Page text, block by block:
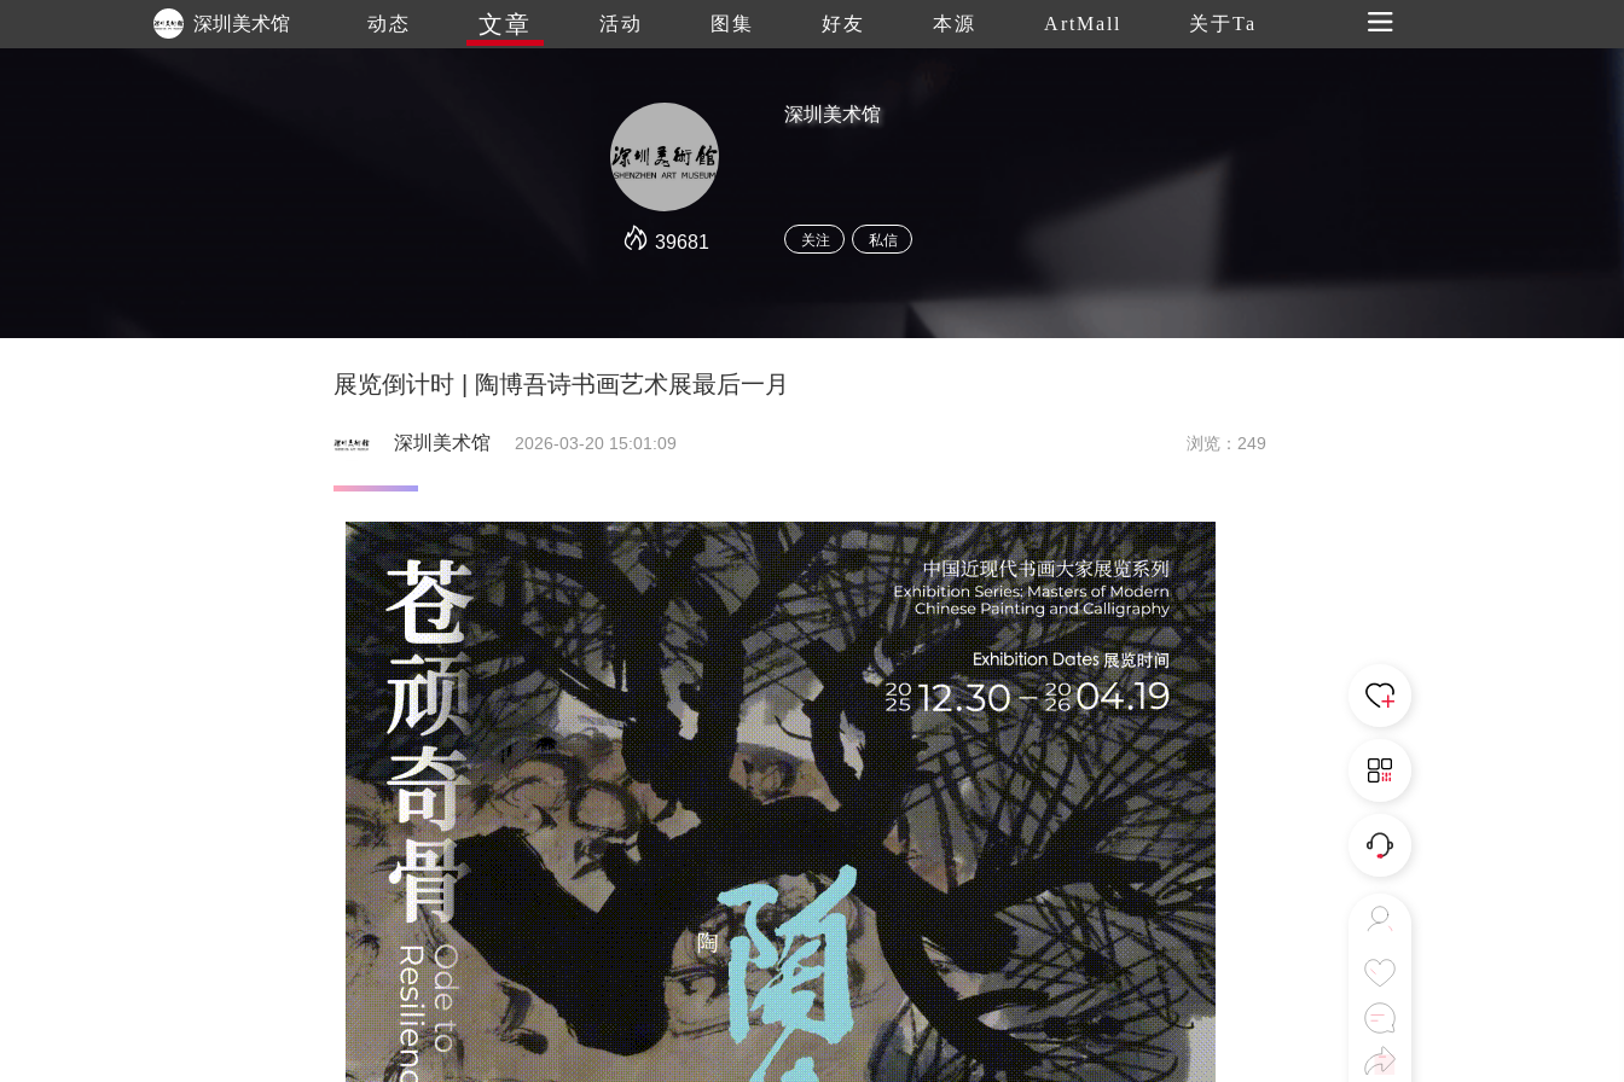
深圳美术馆 动态 文章 活动 图集 好友 本源 ArtMall 关于Ta
39681
深圳美术馆
关注 私信
展览倒计时 | 陶博吾诗书画艺术展最后一月
深圳美术馆 2026-03-20 15:01:09 浏览：249